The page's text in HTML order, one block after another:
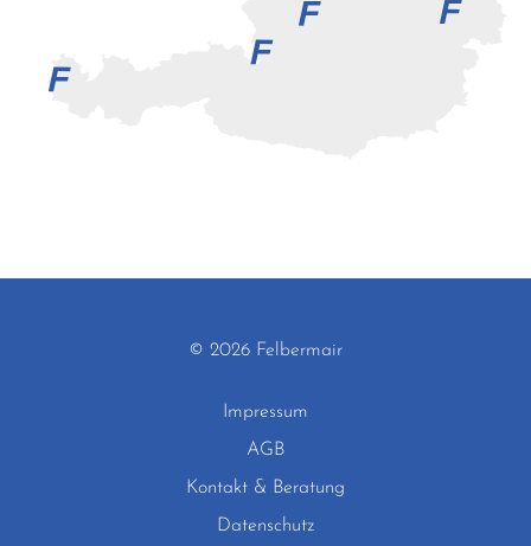
© 2026 Felbermair
Impressum
AGB
Kontakt & Beratung
Datenschutz